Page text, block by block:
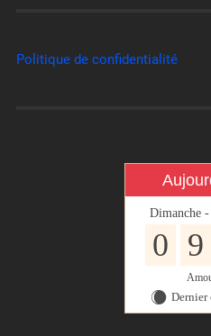
Politique de confidentialité
Dimanche
0 9
X Dernier